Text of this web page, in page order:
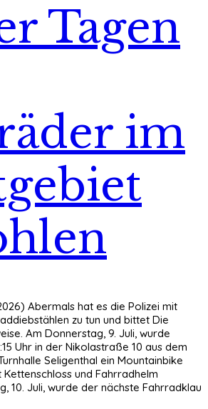
Tagen
im
Abermals hat es die Polizei mit
zu tun und bittet Die
Am Donnerstag, 9. Juli, wurde
Uhr in der Nikolastraße 10 aus dem
Seligenthal ein Mountainbike
und Fahrradhelm
10. Juli, wurde der nächste Fahrradklau